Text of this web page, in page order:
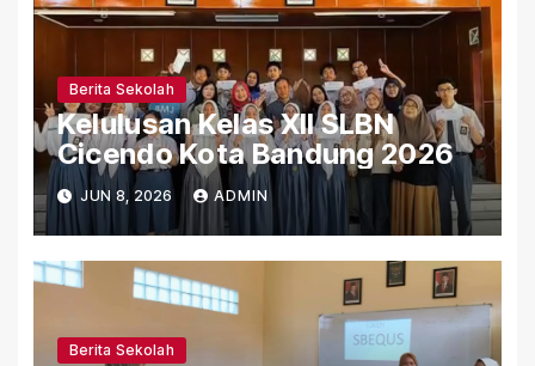
Berita Sekolah
Kelulusan Kelas XII SLBN
Cicendo Kota Bandung 2026
JUN 8, 2026 ADMIN
Berita Sekolah